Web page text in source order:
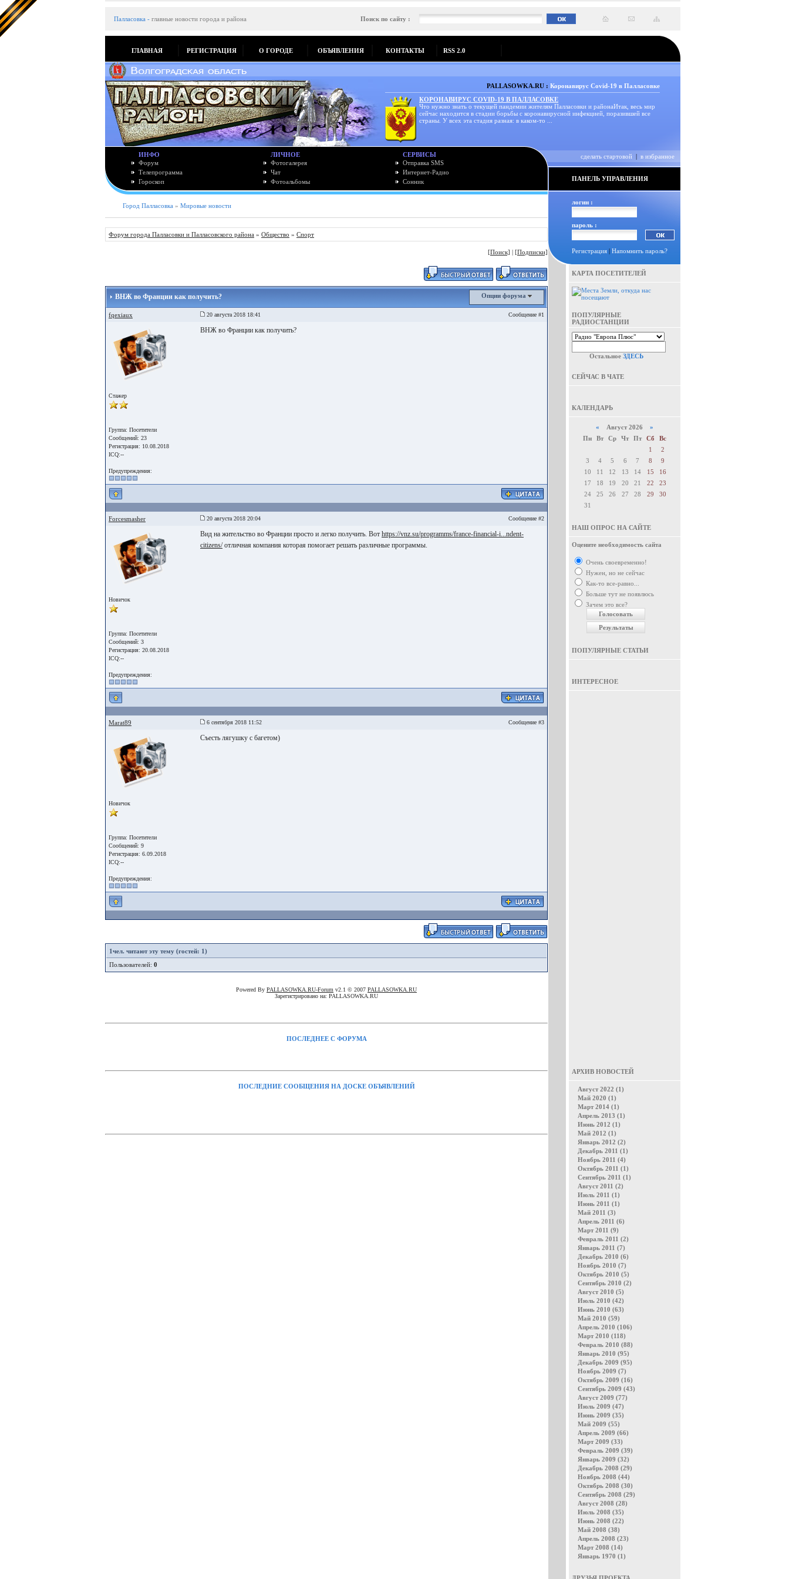
Палласовка - главные новости города и района Поиск по сайту :
ГЛАВНАЯ РЕГИСТРАЦИЯ О ГОРОДЕ ОБЪЯВЛЕНИЯ КОНТАКТЫ RSS 2.0
PALLASOWKA.RU : Коронавирус Covid-19 в Палласовке
КОРОНАВИРУС COVID-19 В ПАЛЛАСОВКЕ
Что нужно знать о текущей пандемии жителям Палласовки и районаИтак, весь мир
сейчас находится в стадии борьбы с коронавирусной инфекцией, поразившей все
страны. У всех эта стадия разная: в каком-то ...
ИНФО
Форум
Телепрограмма
Гороскоп
ЛИЧНОЕ
Фотогалерея
Чат
Фотоальбомы
СЕРВИСЫ
Отправка SMS
Интернет-Радио
Сонник
сделать стартовой | в избранное
ПАНЕЛЬ УПРАВЛЕНИЯ
Город Палласовка » Мировые новости
Форум города Палласовки и Палласовского района » Общество » Спорт
[Поиск] | [Подписки]
ВНЖ во Франции как получить? Опции форума
fqexiaux 20 августа 2018 18:41 Сообщение #1
Стажер
Группа: Посетители
Сообщений: 23
Регистрация: 10.08.2018
ICQ:--
Предупреждения:
ВНЖ во Франции как получить?
Forcesmasher 20 августа 2018 20:04 Сообщение #2
Новичок
Группа: Посетители
Сообщений: 3
Регистрация: 20.08.2018
ICQ:--
Предупреждения:
Вид на жительство во Франции просто и легко получить. Вот https://vnz.su/programms/france-financial-i...ndent-
citizens/отличная компания которая помогает решать различные программы.
Marat89 6 сентября 2018 11:52 Сообщение #3
Новичок
Группа: Посетители
Сообщений: 9
Регистрация: 6.09.2018
ICQ:--
Предупреждения:
Съесть лягушку с багетом)
1чел. читают эту тему (гостей: 1)
Пользователей: 0
Powered By PALLASOWKA.RU-Forum v2.1 © 2007 PALLASOWKA.RU
Зарегистрировано на: PALLASOWKA.RU
ПОСЛЕДНЕЕ С ФОРУМА
ПОСЛЕДНИЕ СООБЩЕНИЯ НА ДОСКЕ ОБЪЯВЛЕНИЙ
логин :
пароль :
Регистрация | Напомнить пароль?
КАРТА ПОСЕТИТЕЛЕЙ
ПОПУЛЯРНЫЕ
РАДИОСТАНЦИИ
Остальное ЗДЕСЬ
СЕЙЧАС В ЧАТЕ
КАЛЕНДАРЬ
« Август 2026 »
Пн
Вт Ср Чт Пт Сб
Вс
1
2
3
4 5 6 7 8
9
10
11 12 13 14 15
16
17
18 19 20 21 22
23
24
25 26 27 28 29
30
31
НАШ ОПРОС НА САЙТЕ
Оцените необходимость сайта
Очень своевременно!
Нужен, но не сейчас
Как-то все-равно...
Больше тут не появлюсь
Зачем это все?
ПОПУЛЯРНЫЕ СТАТЬИ
ИНТЕРЕСНОЕ
АРХИВ НОВОСТЕЙ
Август 2022 (1)
Май 2020 (1)
Март 2014 (1)
Апрель 2013 (1)
Июнь 2012 (1)
Май 2012 (1)
Январь 2012 (2)
Декабрь 2011 (1)
Ноябрь 2011 (4)
Октябрь 2011 (1)
Сентябрь 2011 (1)
Август 2011 (2)
Июль 2011 (1)
Июнь 2011 (1)
Май 2011 (3)
Апрель 2011 (6)
Март 2011 (9)
Февраль 2011 (2)
Январь 2011 (7)
Декабрь 2010 (6)
Ноябрь 2010 (7)
Октябрь 2010 (5)
Сентябрь 2010 (2)
Август 2010 (5)
Июль 2010 (42)
Июнь 2010 (63)
Май 2010 (59)
Апрель 2010 (106)
Март 2010 (118)
Февраль 2010 (88)
Январь 2010 (95)
Декабрь 2009 (95)
Ноябрь 2009 (7)
Октябрь 2009 (16)
Сентябрь 2009 (43)
Август 2009 (77)
Июль 2009 (47)
Июнь 2009 (35)
Май 2009 (55)
Апрель 2009 (66)
Март 2009 (33)
Февраль 2009 (39)
Январь 2009 (32)
Декабрь 2008 (29)
Ноябрь 2008 (44)
Октябрь 2008 (30)
Сентябрь 2008 (29)
Август 2008 (28)
Июль 2008 (35)
Июнь 2008 (22)
Май 2008 (38)
Апрель 2008 (23)
Март 2008 (14)
Январь 1970 (1)